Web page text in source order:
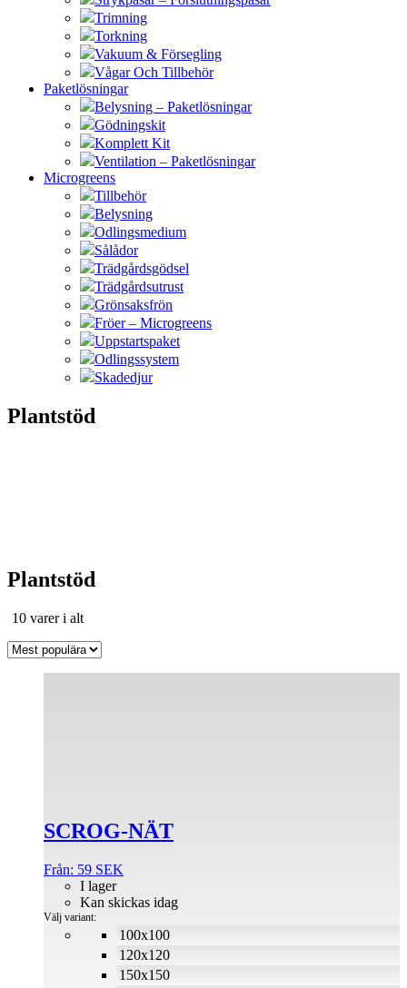
Trimning
Torkning
Vakuum & Försegling
Vågar Och Tillbehör
Paketlösningar
Belysning – Paketlösningar
Gödningskit
Komplett Kit
Ventilation – Paketlösningar
Microgreens
Tillbehör
Belysning
Odlingsmedium
Sålådor
Trädgårdsgödsel
Trädgårdsutrust
Grönsaksfrön
Fröer – Microgreens
Uppstartspaket
Odlingssystem
Skadedjur
Plantstöd
Plantstöd
10 varer i altSortera
popularitet
SCROG-NÄT
Från: 59 SEK
100x100
120x120
150x150
I lager
Kan skickas idag
Välj variant:
kan
väljas
produktsidan